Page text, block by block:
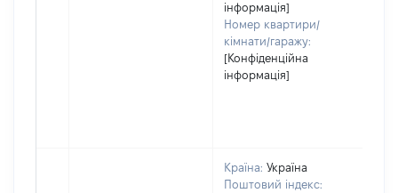
інформація]
Номер квартири/
кімнати/гаражу:
[Конфіденційна
інформація]
Країна: Україна
Поштовий індекс: